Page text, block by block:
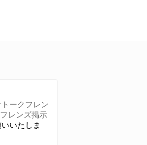
トークフレン
レンズ掲示
いたしま